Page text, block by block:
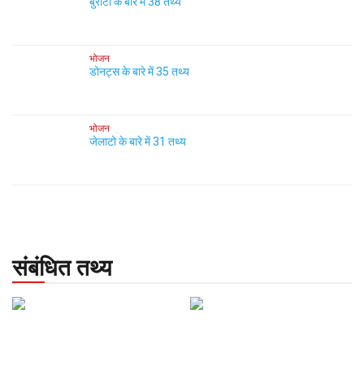
भोजन
डोनट्स के बारे में 35 तथ्य
भोजन
जेलाटो के बारे में 31 तथ्य
संबंधित तथ्य